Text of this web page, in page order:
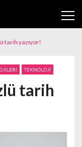
tarih yazıyor!
TEKNOLOJİ
tarih